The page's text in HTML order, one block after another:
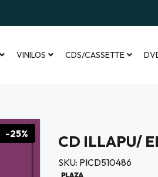
VINILOS CDS/CASSETTE
-25% CD ILLAPU/
SKU: PICD510486